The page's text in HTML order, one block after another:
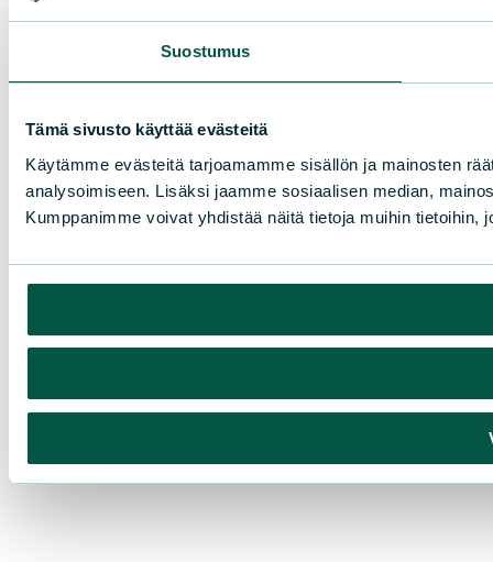
Suostumus
Tämä sivusto käyttää evästeitä
Käytämme evästeitä tarjoamamme sisällön ja mainosten
analysoimiseen. Lisäksi jaamme sosiaalisen median,
Kumppanimme voivat yhdistää näitä tietoja muihin tietoihin,